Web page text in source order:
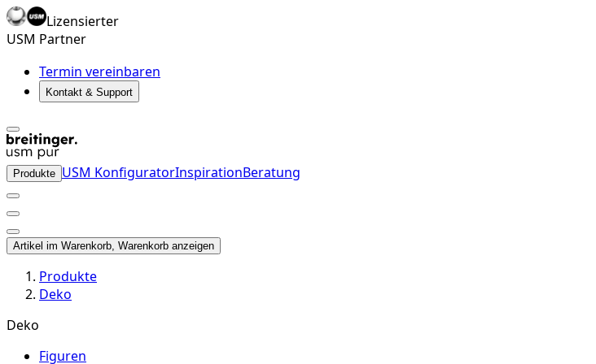
Lizensierter
USM Partner
Termin vereinbaren
Kontakt & Support
Produkte USM KonfiguratorInspirationBeratung
Artikel im Warenkorb, Warenkorb anzeigen
Produkte
Deko
Deko
Figuren